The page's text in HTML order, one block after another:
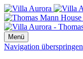
Menü
Navigation überspringen